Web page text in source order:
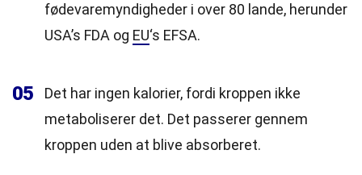
fødevaremyndigheder i over 80 lande, herunder
USA’s FDA og EU‘s EFSA.
05
Det har ingen kalorier, fordi kroppen ikke
metaboliserer det. Det passerer gennem
kroppen uden at blive absorberet.